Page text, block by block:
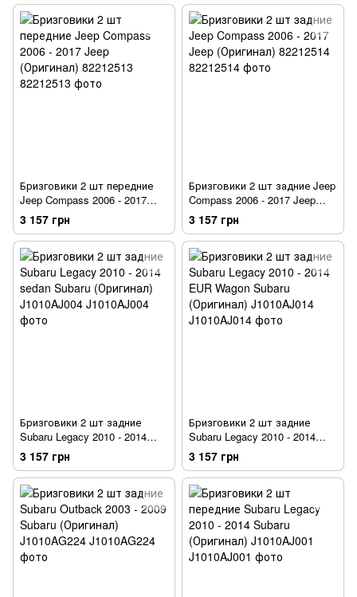
Бризговики 2 шт передние
Jeep Compass 2006 - 2017
Jeep (Оригинал) 82212513
3 157 грн
Бризговики 2 шт задние Jeep
Compass 2006 - 2017 Jeep
(Оригинал) 82212514
3 157 грн
Бризговики 2 шт задние
Subaru Legacy 2010 - 2014
sedan Subaru (Оригинал)
J1010AJ004
3 157 грн
Бризговики 2 шт задние
Subaru Legacy 2010 - 2014
EUR Wagon Subaru (Оригинал)
J1010AJ014
3 157 грн